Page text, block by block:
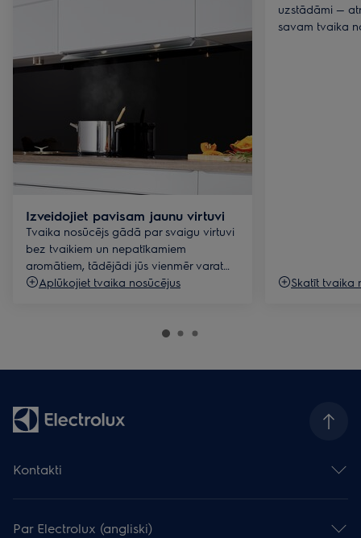
Izveidojiet pavisam jaunu virtuvi
Tvaika nosūcējs gādā par svaigu virtuvi
bez tvaikiem un nepatīkamiem
aromātiem, tādējādi jūs vienmēr varat
gatavot gardu maltīti ar prieku.
Aplūkojiet tvaika nosūcējus
uzstādāmi —
savam tvaika
Skatīt tvaika
Kontakti
Atstāj atsauksmi
Par Electrolux (angliski)